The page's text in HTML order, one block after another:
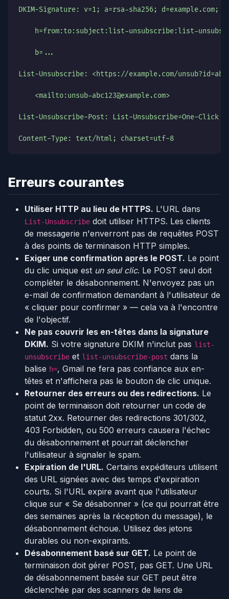
DKIM-Signature: v=1; a=rsa-sha256; d=example.com;
h=from:to:subject:list-unsubscribe:list-
    b=...
List-Unsubscribe: <https://example.com/
    <mailto:unsub-abc123@example.com>
List-Unsubscribe-Post: List-Unsubscribe=One-Click
Content-Type: text/html; charset=utf-8
Erreurs courantes
Utiliser HTTP au lieu de HTTPS. L'URL dans
List-Unsubscribe doit utiliser HTTPS. Les clients
de messagerie n'enverront pas de requêtes POST
à des points de terminaison HTTP simples.
Exiger une confirmation après le POST. Le point
du clic unique est un seul clic. Le POST seul doit
compléter le désabonnement. N'envoyez pas un
e-mail de confirmation demandant à l'utilisateur de
« cliquer pour confirmer » — cela va à l'encontre
de l'objectif.
Ne pas couvrir les en-têtes dans la signature
DKIM. Si votre signature DKIM n'inclut pas list-
unsubscribe et list-unsubscribe-post dans la
balise h=, Gmail ne fera pas confiance aux en-
têtes et n'affichera pas le bouton de clic unique.
Retourner des erreurs ou des redirections. Le
point de terminaison doit retourner un code de
statut 2xx. Retourner des redirections 301/302,
403 Forbidden, ou 500 erreurs causera l'échec
du désabonnement et pourrait déclencher
l'utilisateur à signaler le spam.
Expiration de l'URL. Certains expéditeurs utilisent
des URL signées avec des temps d'expiration
courts. Si l'URL expire avant que l'utilisateur
clique sur « Se désabonner » (ce qui pourrait être
des semaines après la réception du message), le
désabonnement échoue. Utilisez des jetons
durables ou non-expirants.
Désabonnement basé sur GET. Le point de
terminaison doit gérer POST, pas GET. Une URL
de désabonnement basée sur GET peut être
déclenchée par des scanners de liens de